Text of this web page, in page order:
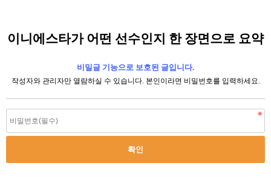
이니에스타가 어떤 선수인지 한 장면으로 요약
비밀글 기능으로 보호된 글입니다.
작성자와 관리자만 열람하실 수 있습니다. 본인이라면 비밀번호를 입력하세요.